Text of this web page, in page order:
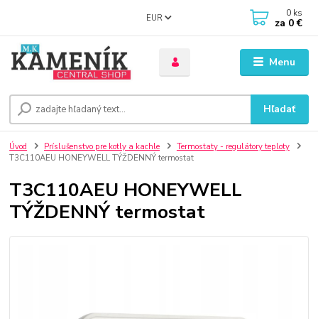
Menu
EUR
Hľadať
0 ks
za 0 €
Úvod Príslušenstvo pre kotly a kachle
Termostaty - regulátory teploty
T3C110AEU HONEYWELL TÝŽDENNÝ termostat
T3C110AEU HONEYWELL
TÝŽDENNÝ termostat